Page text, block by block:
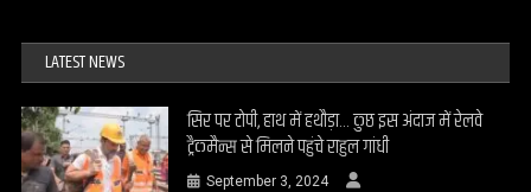
LATEST NEWS
सिर पर टोपी, हाथ में हथौड़ा… कुछ इस अंदाज में रेलवे
ट्रैकमैन्स से मिलने पहुंचे राहुल गांधी
September 3, 2024